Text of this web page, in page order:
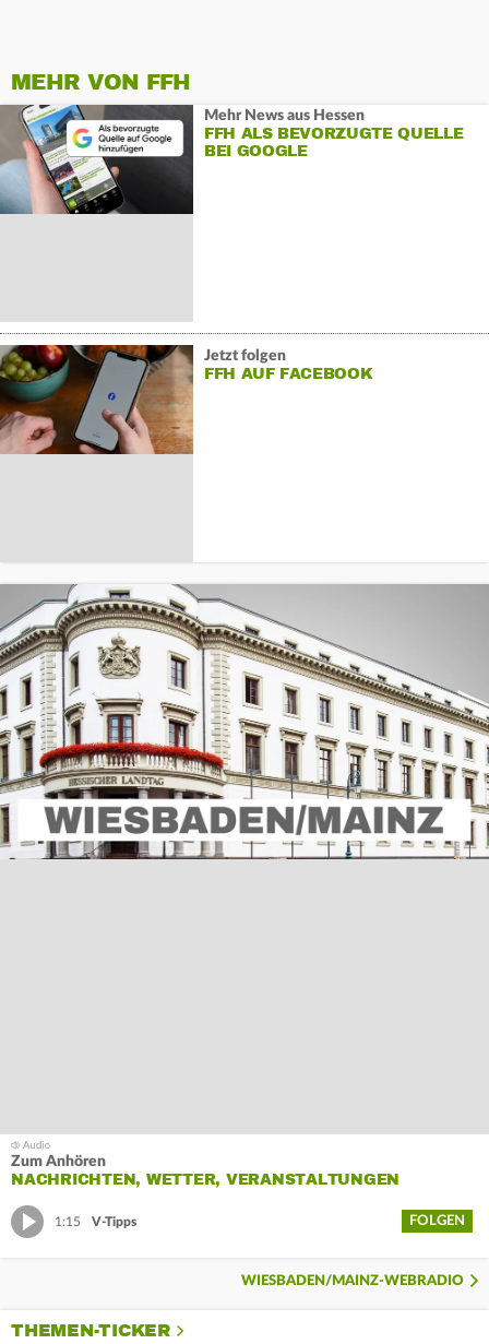
MEHR VON FFH
Mehr News aus Hessen
FFH ALS BEVORZUGTE QUELLE
BEI GOOGLE
Jetzt folgen
FFH AUF FACEBOOK
Zum Anhören
NACHRICHTEN, WETTER, VERANSTALTUNGEN
1:15 V-Tipps FOLGEN
WIESBADEN/MAINZ-WEBRADIO
THEMEN-TICKER